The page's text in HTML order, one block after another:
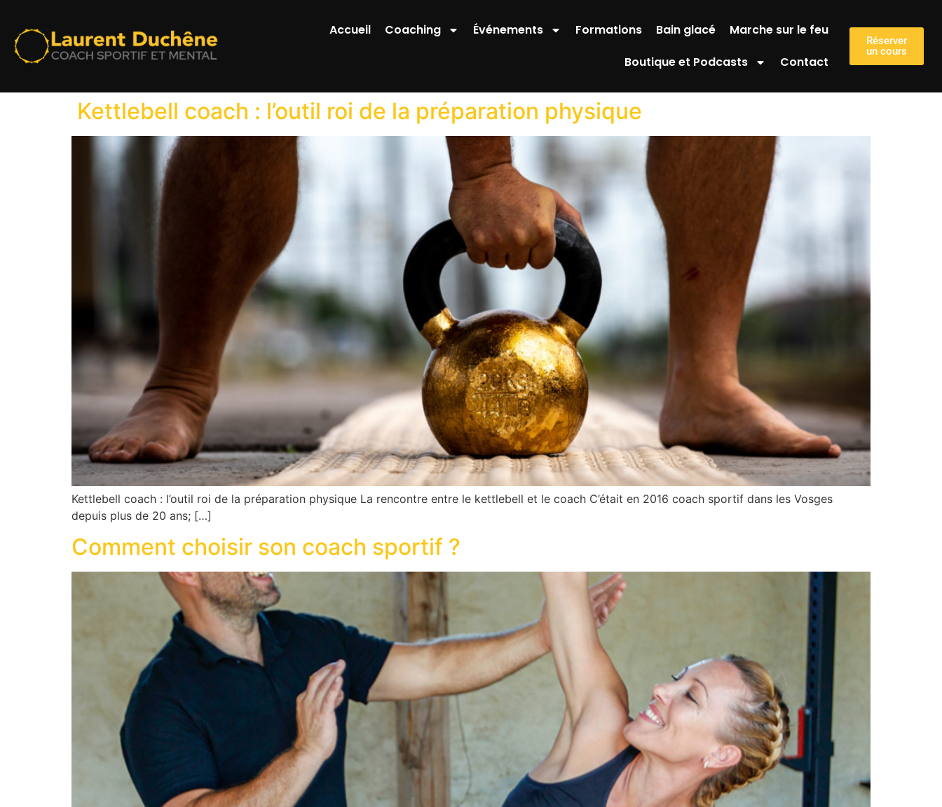
Accueil Coaching Événements Formations Bain glacé
Marche sur le feu
Boutique et Podcasts
Contact
Réserver
un cours
Kettlebell coach : l’outil roi de la préparation physique
Kettlebell coach : l’outil roi de la préparation physique La rencontre entre le kettlebell et le coach C’était en 2016 coach sportif dans les Vosges
depuis plus de 20 ans; […]
Comment choisir son coach sportif ?